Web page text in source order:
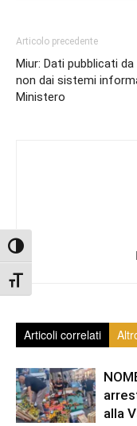
Attiva/disattiva alto
Attiva/disattiva
Articolo precedente
Miur: Dati pubblicati
non dai sistemi
Ministero
Articoli correlati
alla